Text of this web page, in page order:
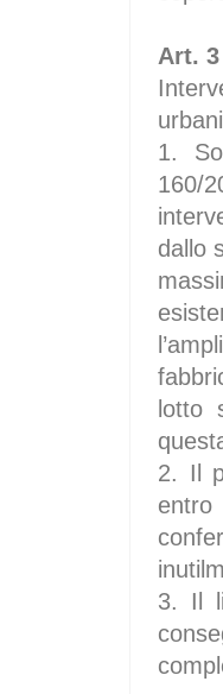
Art. 3
1.
160/
dallo
lotto
2. Il
3. Il